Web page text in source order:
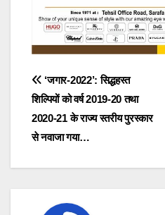
Post
navigation
​​​​​​​‘जगार-2022’: सिद्धहस्त
शिल्पियों को वर्ष 2019-20 तथा
2020-21 के राज्य स्तरीय पुरस्कार
से नवाजा गया…